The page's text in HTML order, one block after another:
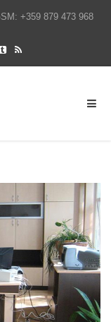
+359 879 473 968